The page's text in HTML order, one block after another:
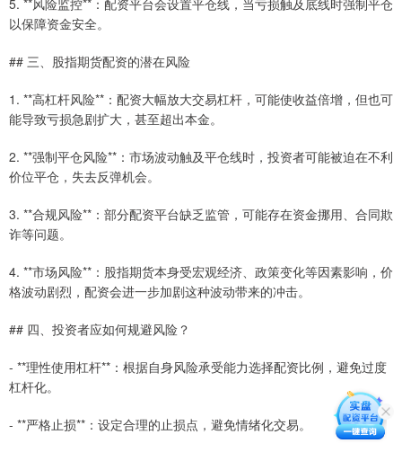
5. **风险监控**：配资平台会设置平仓线，当亏损触及底线时强制平仓
以保障资金安全。
## 三、股指期货配资的潜在风险
1. **高杠杆风险**：配资大幅放大交易杠杆，可能使收益倍增，但也可
能导致亏损急剧扩大，甚至超出本金。
2. **强制平仓风险**：市场波动触及平仓线时，投资者可能被迫在不利
价位平仓，失去反弹机会。
3. **合规风险**：部分配资平台缺乏监管，可能存在资金挪用、合同欺
诈等问题。
4. **市场风险**：股指期货本身受宏观经济、政策变化等因素影响，价
格波动剧烈，配资会进一步加剧这种波动带来的冲击。
## 四、投资者应如何规避风险？
- **理性使用杠杆**：根据自身风险承受能力选择配资比例，避免过度
杠杆化。
- **严格止损**：设定合理的止损点，避免情绪化交易。